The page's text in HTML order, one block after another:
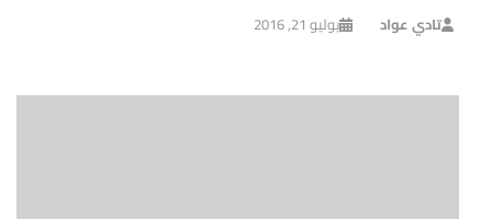
تادي عواد يوليو 21, 2016